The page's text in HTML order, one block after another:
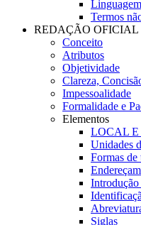
Termos
REDAÇÃO OFICIAL
Conceito
Atributos
Objetividade
Clareza,
Impessoalidade
Formalidade e
Elementos
LOCAL E
Unidades
Formas de
Introdução
Siglas